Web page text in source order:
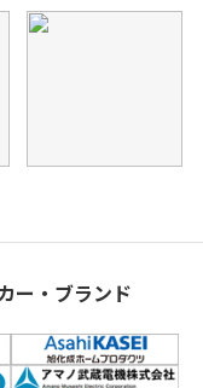
ー・ブランド